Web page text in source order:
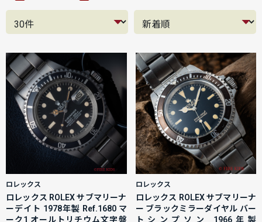
ロレックス
ロレックス ROLEX サブマリーナ
ーデイト 1978年製 Ref.1680 マ
ーク1 オールトリチウム文字盤
ロレックス
ロレックス ROLEX サブマリーナ
ー ブラックミラーダイヤル バー
トシンプソン 1966年製